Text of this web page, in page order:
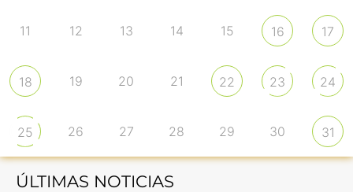
11 12 13 14 15 16 17
18 19 20 21 22 23 24
25 26 27 28 29 30 31
ÚLTIMAS NOTICIAS